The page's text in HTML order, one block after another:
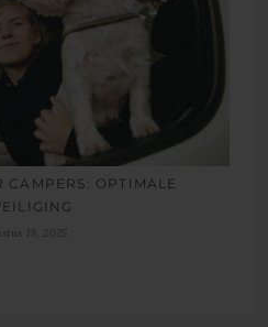
CAMPERS: OPTIMALE
18, 2025